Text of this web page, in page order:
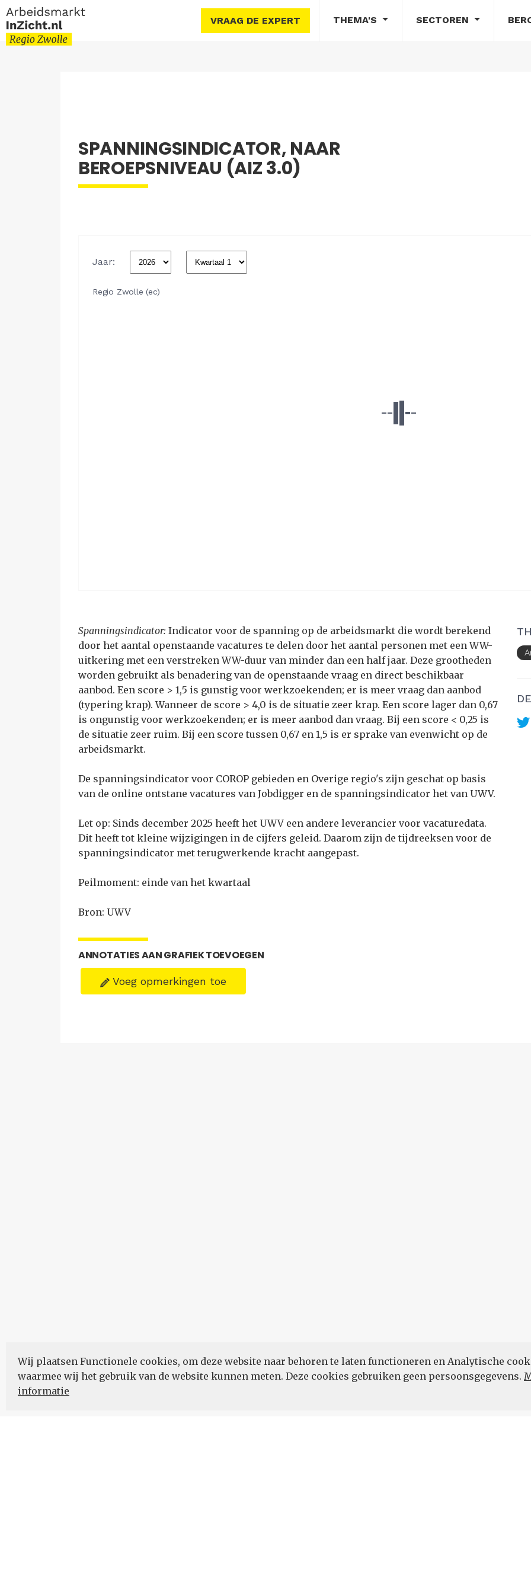
VRAAG DE EXPERT THEMA'S SECTOREN
Wij plaatsen Functionele cookies, om deze website naar behoren te laten functioneren en Analytische
waarmee wij het gebruik van de website kunnen meten. Deze cookies gebruiken geen persoonsgegevens.
informatie
SPANNINGSINDICATOR, NAAR
BEROEPSNIVEAU (AIZ 3.0)
Spanningsindicator: Indicator voor de spanning op de arbeidsmarkt die wordt berekend
door het aantal openstaande vacatures te delen door het aantal personen met een WW-
uitkering met een verstreken WW-duur van minder dan een half jaar. Deze grootheden
worden gebruikt als benadering van de openstaande vraag en direct beschikbaar
aanbod. Een score > 1,5 is gunstig voor werkzoekenden; er is meer vraag dan aanbod
(typering krap). Wanneer de score > 4,0 is de situatie zeer krap. Een score lager dan 0,67
is ongunstig voor werkzoekenden; er is meer aanbod dan vraag. Bij een score < 0,25 is
de situatie zeer ruim. Bij een score tussen 0,67 en 1,5 is er sprake van evenwicht op de
arbeidsmarkt.
De spanningsindicator voor COROP gebieden en Overige regio's zijn geschat op basis
van de online ontstane vacatures van Jobdigger en de spanningsindicator het van UWV.
Let op: Sinds december 2025 heeft het UWV een andere leverancier voor vacaturedata.
Dit heeft tot kleine wijzigingen in de cijfers geleid. Daarom zijn de tijdreeksen voor de
spanningsindicator met terugwerkende kracht aangepast.
Peilmoment: einde van het kwartaal
Bron: UWV
ANNOTATIES AAN GRAFIEK TOEVOEGEN
Voeg opmerkingen toe
POWERED BY